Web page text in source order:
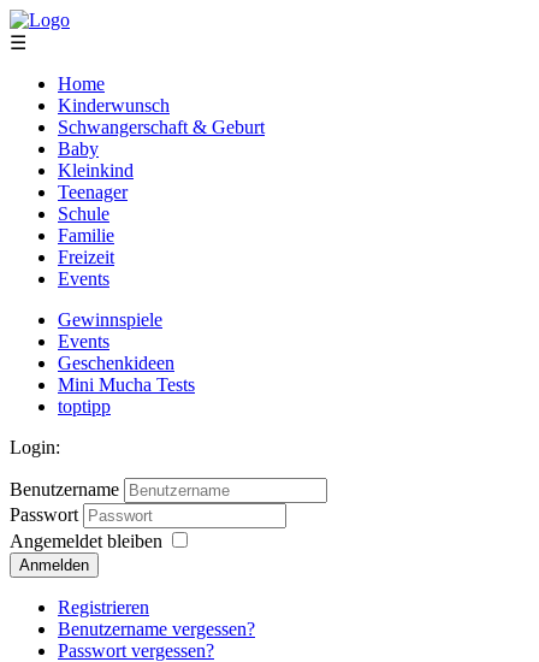
☰
Home
Kinderwunsch
Schwangerschaft & Geburt
Baby
Kleinkind
Teenager
Schule
Familie
Freizeit
Events
Gewinnspiele
Events
Geschenkideen
Mini Mucha Tests
toptipp
Login:
Benutzername
Passwort
Angemeldet bleiben
Anmelden
Registrieren
Benutzername vergessen?
Passwort vergessen?